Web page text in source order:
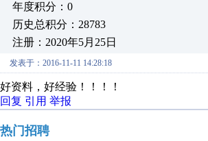
年度积分：0
历史总积分：28783
注册：2020年5月25日
发表于：2016-11-11 14:28:18
好资料，好经验！！！！
回复 引用 举报
热门招聘